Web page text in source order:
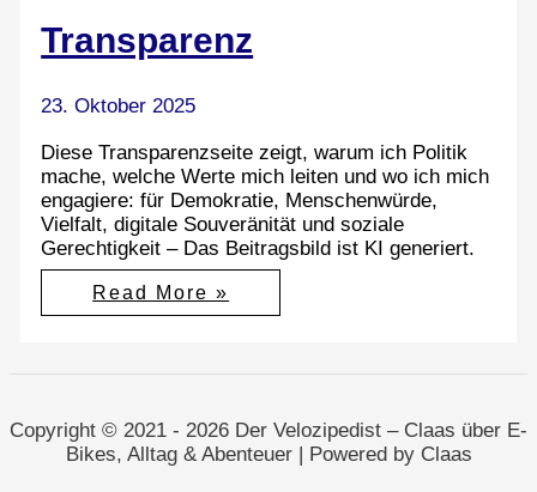
Transparenz
23. Oktober 2025
Diese Transparenzseite zeigt, warum ich Politik
mache, welche Werte mich leiten und wo ich mich
engagiere: für Demokratie, Menschenwürde,
Vielfalt, digitale Souveränität und soziale
Gerechtigkeit – Das Beitragsbild ist KI generiert.
Transparenz
Read More »
Copyright © 2021 - 2026 Der Velozipedist – Claas über E-
Bikes, Alltag & Abenteuer | Powered by Claas